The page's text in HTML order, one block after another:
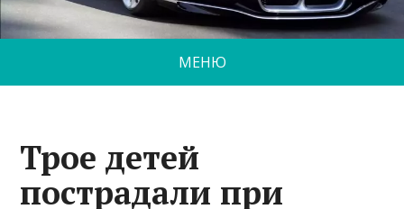
МЕНЮ
Трое детей
пострадали при